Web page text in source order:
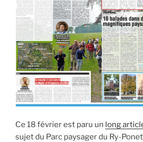
(3e
partie)
–
La
Chronique
du
Vieux-
Liège »
Ce 18 février est paru un long
sujet du Parc paysager du Ry-